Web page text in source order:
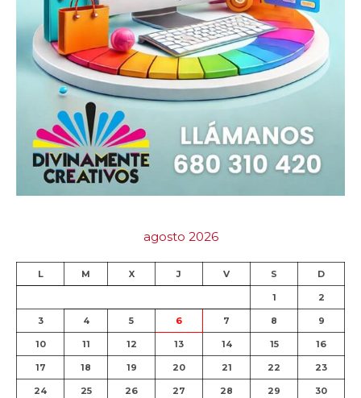
agosto 2026
L M X J V S D
1 2
3 4 5 6 7 8 9
10 11 12 13 14 15 16
17 18 19 20 21 22 23
24 25 26 27 28 29 30